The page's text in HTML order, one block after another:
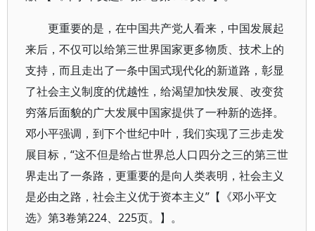
更重要的是，在中国共产党人看来，中国发展起
来后，不仅可以给第三世界国家更多物质、技术上的
支持，而且走出了一条中国式现代化的新道路，彰显
了社会主义制度的优越性，给渴望加快发展、改变贫
穷落后面貌的广大发展中国家提供了一种新的选择。
邓小平强调，到下个世纪中叶，我们实现了三步走发
展目标，“这不但是给占世界总人口四分之三的第三世
界走出了一条路，更重要的是向人类表明，社会主义
是必由之路，社会主义优于资本主义”【《邓小平文
选》第3卷第224、225页。】。